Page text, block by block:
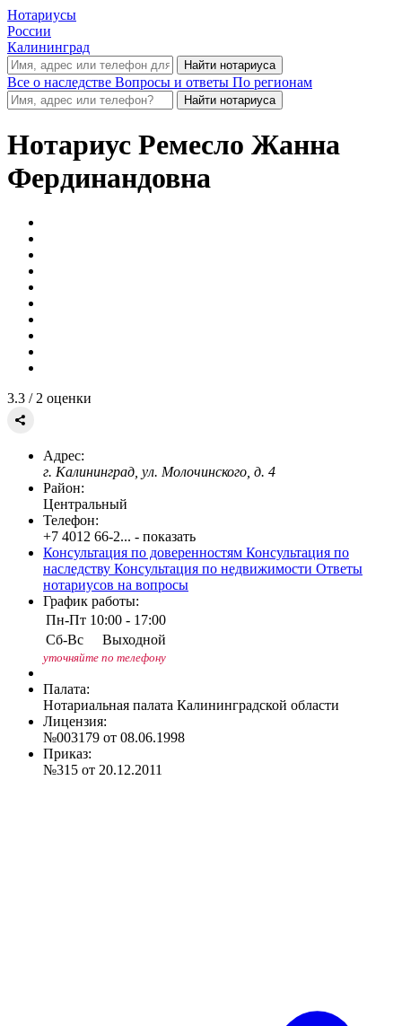
Нотариусы
России
Калининград
Все о наследстве Вопросы и ответы По регионам
Нотариус Ремесло Жанна
Фердинандовна
3.3 / 2 оценки
Адрес:
г. Калининград, ул. Молочинского, д. 4
Район:
Центральный
Телефон:
+7 4012 66-2... - показать
Консультация по доверенностям Консультация по
наследству Консультация по недвижимости Ответы
нотариусов на вопросы
График работы:
Пн-Пт 10:00 - 17:00
Сб-Вс
Выходной
уточняйте по телефону
Палата:
Нотариальная палата Калининградской области
Лицензия:
№003179 от 08.06.1998
Приказ:
№315 от 20.12.2011